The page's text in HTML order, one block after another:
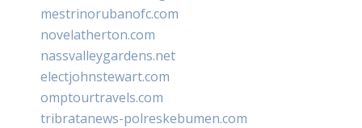
mestrinorubanofc.com
novelatherton.com
nassvalleygardens.net
electjohnstewart.com
omptourtravels.com
tribratanews-polreskebumen.com